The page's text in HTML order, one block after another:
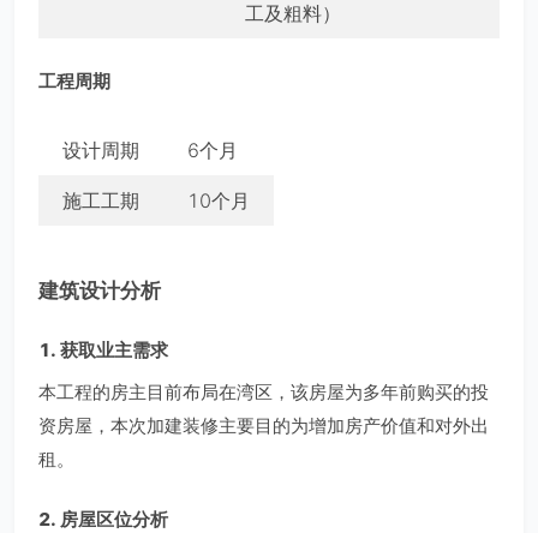
工及粗料）
工程周期
设计周期 6个月
施工工期 10个月
建筑设计分析
1. 获取业主需求
本工程的房主目前布局在湾区，该房屋为多年前购买的投
资房屋，本次加建装修主要目的为增加房产价值和对外出
租。
2. 房屋区位分析